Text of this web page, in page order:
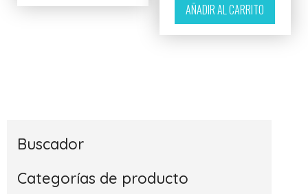
AÑADIR AL CARRITO
Buscador
Categorías de producto